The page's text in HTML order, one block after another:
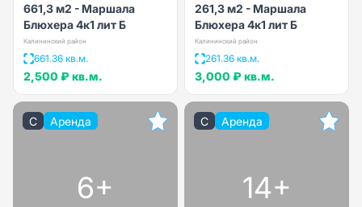
661,3 м2 - Маршала
Блюхера 4к1 лит Б
Калининский район
661.36 кв.м.
2,500 ₽ кв.м.
261,3 м2 - Маршала
Блюхера 4к1 лит Б
Калининский район
261.36 кв.м.
3,000 ₽ кв.м.
C Аренда
6+
C Аренда
14+